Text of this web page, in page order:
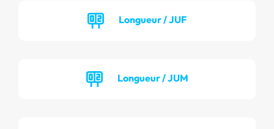
Longueur / JUF
Longueur / JUM